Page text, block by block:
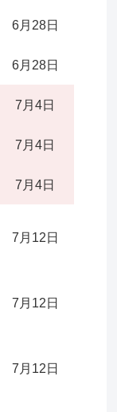
6月28日
6月28日
7月4日
7月4日
7月4日
7月12日
7月12日
7月12日